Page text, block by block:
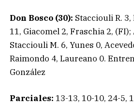
Don Bosco (30): Stacciouli R.
11, Giacomel 2, Fraschia 2, (FI);
Stacciouli M. 6, Yunes 0,
Raimondo 4, Laureano 0.
González
Parciales: 13-13, 10-10, 24-5,